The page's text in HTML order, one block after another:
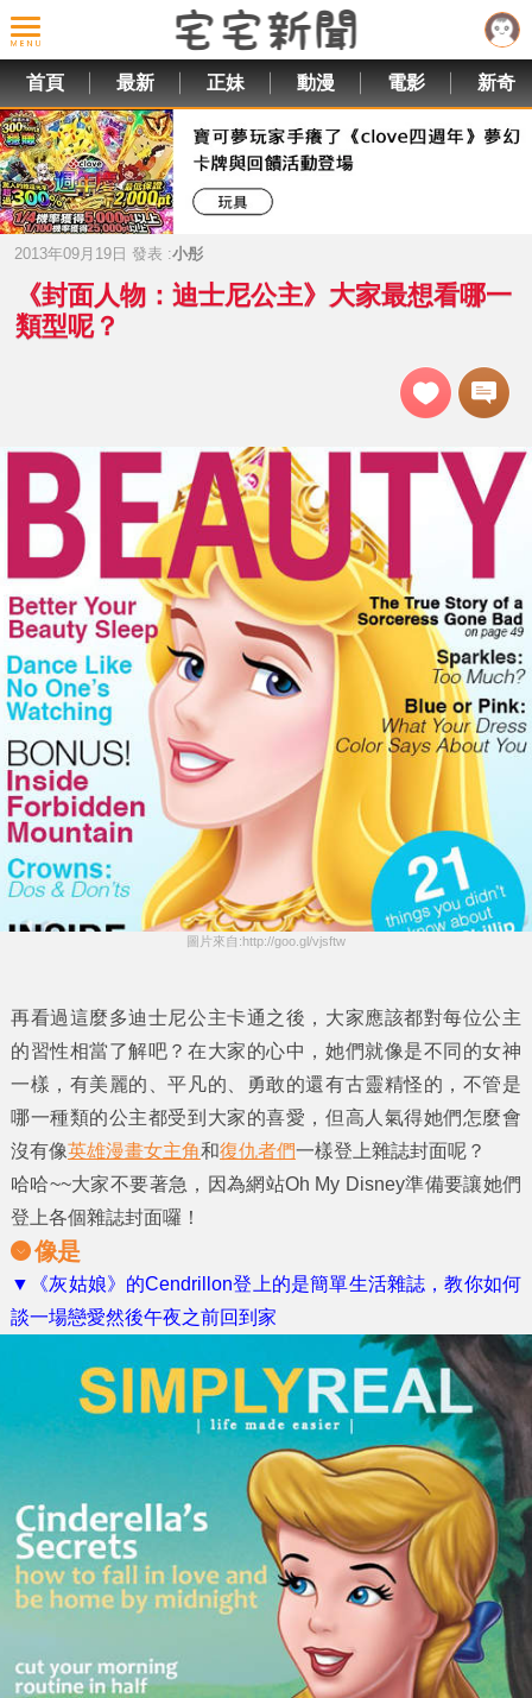
首頁 最新 正妹 動漫 電影 新奇
2013年09月19日 發表 :小彤
《封面人物：迪士尼公主》大家最想看哪一
類型呢？
圖片來自:http://goo.gl/vjsftw
再看過這麼多迪士尼公主卡通之後，大家應該都對每位公主
的習性相當了解吧？在大家的心中，她們就像是不同的女神
一樣，有美麗的、平凡的、勇敢的還有古靈精怪的，不管是
哪一種類的公主都受到大家的喜愛，但高人氣得她們怎麼會
沒有像英雄漫畫女主角和復仇者們一樣登上雜誌封面呢？
哈哈~~大家不要著急，因為網站Oh My Disney準備要讓她們
登上各個雜誌封面囉！
像是
▼《灰姑娘》的Cendrillon登上的是簡單生活雜誌，教你如何
談一場戀愛然後午夜之前回到家